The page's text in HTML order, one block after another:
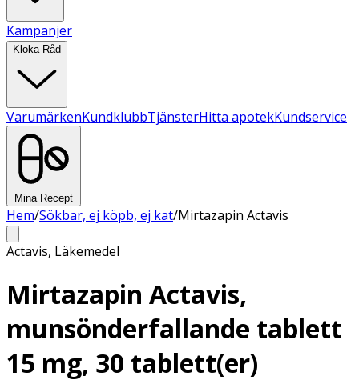
Kampanjer
Kloka Råd
VarumärkenKundklubbTjänsterHitta apotekKundservice
Mina Recept
Hem/Sökbar, ej köpb, ej kat/Mirtazapin Actavis
Actavis, Läkemedel
Mirtazapin Actavis,
munsönderfallande tablett
15 mg, 30 tablett(er)